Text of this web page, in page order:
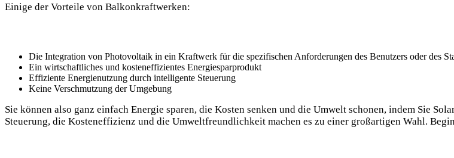
Einige der Vorteile von⁣ Balkonkraftwerken:
Die ‌Integration von Photovoltaik in ein Kraftwerk ‍für die⁢ spezifischen⁣ Anforderungen des Benutzers oder des
Ein wirtschaftliches und kosteneffizientes Energiesparprodukt
Effiziente Energienutzung durch intelligente ⁢Steuerung
Keine Verschmutzung der Umgebung
Sie können also ganz einfach Energie sparen, ​die Kosten ‌senken und die Umwelt schonen, indem ​Sie
Steuerung, die Kosteneffizienz und die Umweltfreundlichkeit machen es zu einer großartigen Wahl.